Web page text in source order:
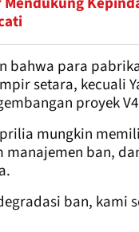
bahwa para
setara, kecuali
proyek
mungkin
ban,
ban, kami